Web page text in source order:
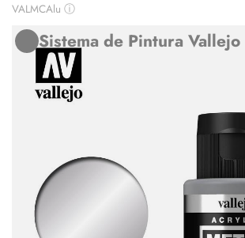
VALMCAlu ⓘ
Sistema de Pintura Vallejo